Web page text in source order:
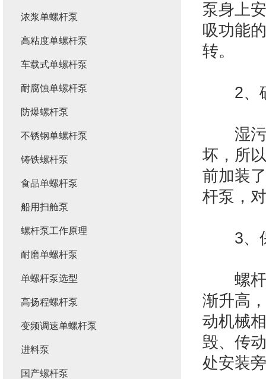
泵身上
吸功能
转。
2、确
湿污
坏，所
前加装
杆泵，
3、保
螺杆
渐升高
动机械
毁、传
处安装
浓浆单螺杆泵
高粘度单螺杆泵
车载式单螺杆泵
耐腐蚀单螺杆泵
防爆螺杆泵
不锈钢单螺杆泵
铸铁螺杆泵
食品单螺杆泵
船用扫舱泵
螺杆泵工作原理
耐磨单螺杆泵
单螺杆泵选型
高扬程螺杆泵
变频调速单螺杆泵
进料泵
国产螺杆泵